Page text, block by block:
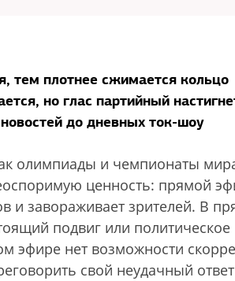
тем плотнее сжимается кольцо
но глас партийный
до дневных ток-шоу
олимпиады и чемпионаты
ценность: прямой
и завораживает зрителей. В
подвиг или политическое
эфире нет возможности
свой неудачный